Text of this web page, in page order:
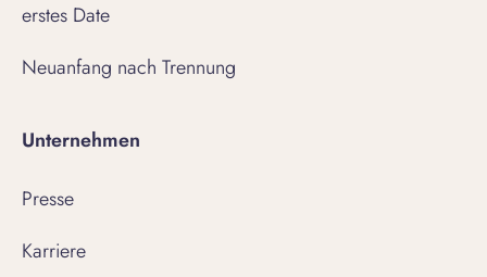
erstes Date
Neuanfang nach Trennung
Unternehmen
Presse
Karriere